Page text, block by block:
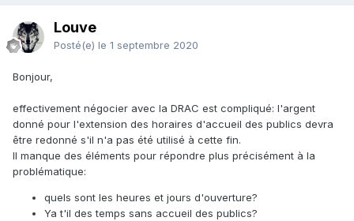
Louve
Posté(e) le 1 septembre 2020
Bonjour,
effectivement négocier avec la DRAC est compliqué: l'argent
donné pour l'extension des horaires d'accueil des publics devra
être redonné s'il n'a pas été utilisé à cette fin.
Il manque des éléments pour répondre plus précisément à la
problématique:
quels sont les heures et jours d'ouverture?
Ya t'il des temps sans accueil des publics?